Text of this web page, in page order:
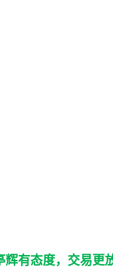
有态度，交易更